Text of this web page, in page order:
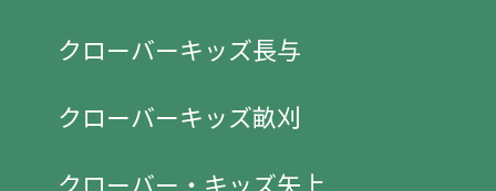
クローバーキッズ長与
クローバーキッズ畝刈
クローバー・キッズ矢上